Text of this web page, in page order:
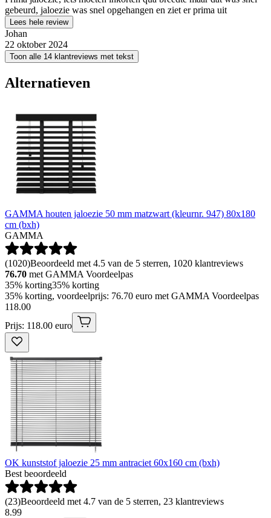
gebeurd, jaloezie was snel opgehangen en ziet er prima uit
Lees hele review
Johan
22 oktober 2024
Toon alle 14 klantreviews met tekst
Alternatieven
GAMMA houten jaloezie 50 mm matzwart (kleurnr. 947) 80x180
cm (bxh)
GAMMA
(1020)Beoordeeld met 4.5 van de 5 sterren, 1020 klantreviews
76.70 met GAMMA Voordeelpas
35% korting35% korting
35% korting, voordeelprijs: 76.70 euro met GAMMA Voordeelpas
118.00
Prijs: 118.00 euro
OK kunststof jaloezie 25 mm antraciet 60x160 cm (bxh)
Best beoordeeld
(23)Beoordeeld met 4.7 van de 5 sterren, 23 klantreviews
8.99